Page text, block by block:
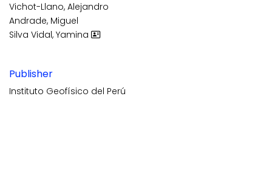
Vichot-Llano, Alejandro
Andrade, Miguel
Silva Vidal, Yamina
Publisher
Instituto Geofísico del Perú